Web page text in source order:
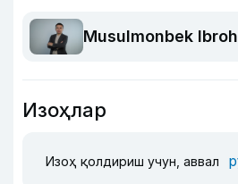
Musulmonbek
Изоҳлар
Изоҳ қолдириш учун, аввал